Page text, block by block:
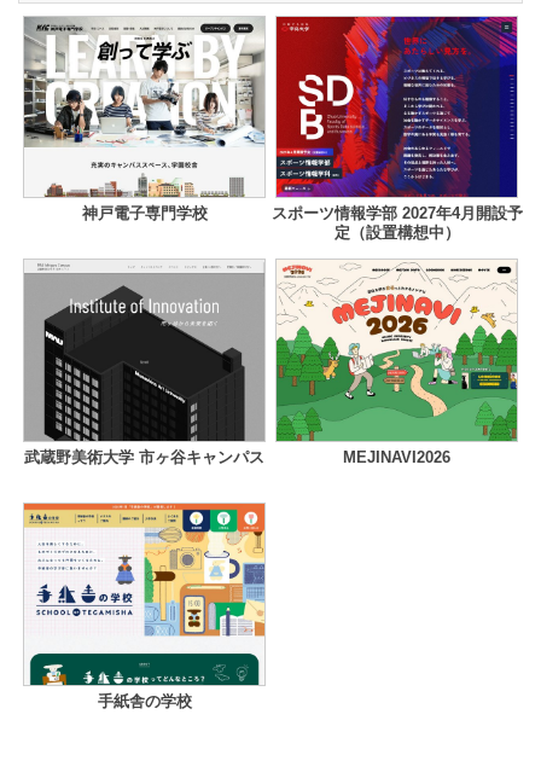
神戸電子専門学校
スポーツ情報学部 2027年4月開設予
定（設置構想中）
武蔵野美術大学 市ヶ谷キャンパス MEJINAVI2026
手紙舎の学校